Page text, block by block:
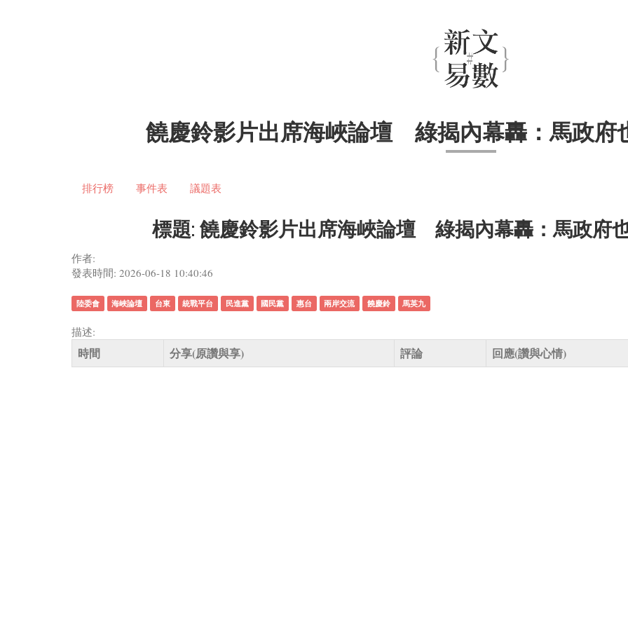
饒慶鈴影片出席海峽論壇 綠揭內幕轟：馬政府
排行榜 事件表 議題表
標題: 饒慶鈴影片出席海峽論壇 綠揭內幕轟：馬政府
作者:
發表時間: 2026-06-18 10:40:46
陸委會 海峽論壇 台東 統戰平台 民進黨 國民黨 惠台 兩岸交流 饒慶鈴 馬英九
描述:
時間 分享(原讚與享) 評論 回應(讚與心情)